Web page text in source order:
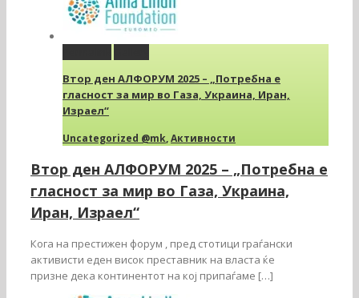
Втор ден АЛФОРУМ 2025 – „Потребна е
гласност за мир во Газа, Украина, Иран,
Израел“
Uncategorized @mk,Активности
Втор ден АЛФОРУМ 2025 – „Потребна е
гласност за мир во Газа, Украина,
Иран, Израел“
Кога на престижен форум , пред стотици граѓански
активисти еден висок преставник на власта ќе
призне дека континентот на кој припаѓаме […]